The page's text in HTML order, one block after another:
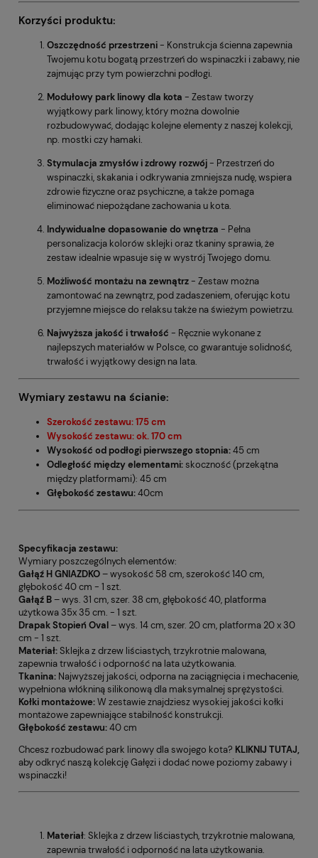
Korzyści produktu:
Oszczędność przestrzeni- Konstrukcja ścienna zapewnia
Twojemu kotu bogatą przestrzeń do wspinaczki i zabawy, nie
zajmując przy tym powierzchni podłogi.
Modułowy park linowy dla kota - Zestaw tworzy
wyjątkowy park linowy, który można dowolnie
rozbudowywać, dodając kolejne elementy z naszej kolekcji,
np. mostki czy hamaki.
Stymulacja zmysłów i zdrowy rozwój- Przestrzeń do
wspinaczki, skakania i odkrywania zmniejsza nudę, wspiera
zdrowie fizyczne oraz psychiczne, a także pomaga
eliminować niepożądane zachowania u kota.
Indywidualne dopasowanie do wnętrza - Pełna
personalizacja kolorów sklejki oraz tkaniny sprawia, że
zestaw idealnie wpasuje się w wystrój Twojego domu.
Możliwość montażu na zewnątrz- Zestaw można
zamontować na zewnątrz, pod zadaszeniem, oferując kotu
przyjemne miejsce do relaksu także na świeżym powietrzu.
Najwyższa jakość i trwałość - Ręcznie wykonane z
najlepszych materiałów w Polsce, co gwarantuje solidność,
trwałość i wyjątkowy design na lata.
Wymiary zestawu na ścianie:
Szerokość zestawu: 175 cm
Wysokość zestawu: ok. 170 cm
Wysokość od podłogi pierwszego stopnia:45 cm
Odległość między elementami:skoczność (przekątna
między platformami): 45 cm
Głębokość zestawu:40cm
Specyfikacja zestawu:
Wymiary poszczególnych elementów:
Gałąź H GNIAZDKO– wysokość 58 cm, szerokość 140 cm,
głębokość 40 cm - 1 szt.
Gałąź B– wys. 31 cm, szer. 38 cm, głębokość 40, platforma
użytkowa 35x 35 cm. - 1 szt.
Drapak Stopień Oval– wys. 14 cm, szer. 20 cm, platforma 20 x 30
cm - 1 szt.
Materiał:Sklejka z drzew liściastych, trzykrotnie malowana,
zapewnia trwałość i odporność na lata użytkowania.
Tkanina: Najwyższej jakości, odporna na zaciągnięcia i mechacenie,
wypełniona włókniną silikonową dla maksymalnej sprężystości.
Kołki montażowe:W zestawie znajdziesz wysokiej jakości kołki
montażowe zapewniające stabilność konstrukcji.
Głębokość zestawu:40 cm
Chcesz rozbudować park linowy dla swojego kota? KLIKNIJ TUTAJ,
aby odkryć naszą kolekcję Gałęzi i dodać nowe poziomy zabawy i
wspinaczki!
Materiał: Sklejka z drzew liściastych, trzykrotnie malowana,
zapewnia trwałość i odporność na lata użytkowania.